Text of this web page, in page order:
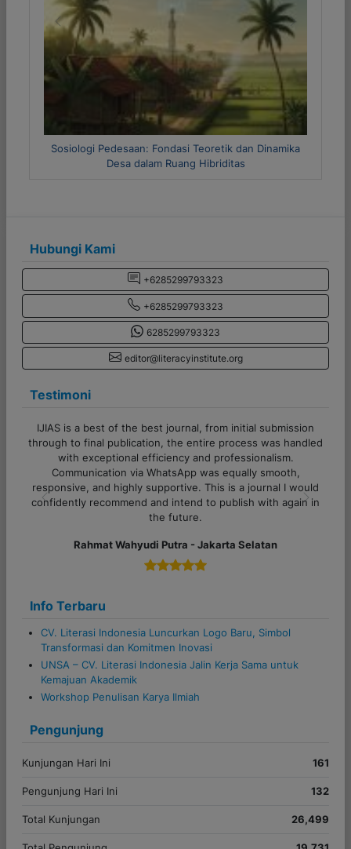
Metode Riset Kuantitatif dan Kualitatif
Previous Next
Hubungi Kami
+6285299793323
+6285299793323
6285299793323
editor@literacyinstitute.org
Testimoni
Terima kasih banyak untuk admin CV Literasi Indonesia!
Pelayanannya cepat, responsif, dan sangat membantu
sekali. Proses komunikasi juga lancar, sangat ramah serta
semua pertanyaan dijawab dengan jelas. Sukses selalu
untuk tim Literasi Indonesia!
Alfi Khoiriyyah - Lampung
Previous Next
Info Terbaru
CV. Literasi Indonesia Luncurkan Logo Baru, Simbol
Transformasi dan Komitmen Inovasi
UNSA – CV. Literasi Indonesia Jalin Kerja Sama untuk
Kemajuan Akademik
Workshop Penulisan Karya Ilmiah
Pengunjung
Kunjungan Hari Ini 161
Pengunjung Hari Ini 132
Total Kunjungan 26,499